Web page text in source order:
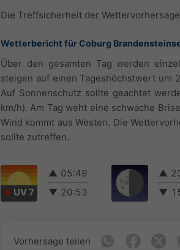
Die Treffsicherheit der
Wetterbericht für Coburg
Über den gesamten Tag werden
steigen auf einen Tageshöchstwert um
Auf Sonnenschutz sollte geachtet
km/h). Am Tag weht eine schwache
Wind kommt aus Westen. Die
sollte zutreffen.
UV 7
▲ 05:49
▼ 20:53
▲
▼
Vorhersage teilen